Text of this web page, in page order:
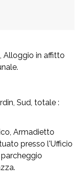
Alloggio in affitto
Sud, totale :
Armadietto
presso l'Ufficio
parcheggio